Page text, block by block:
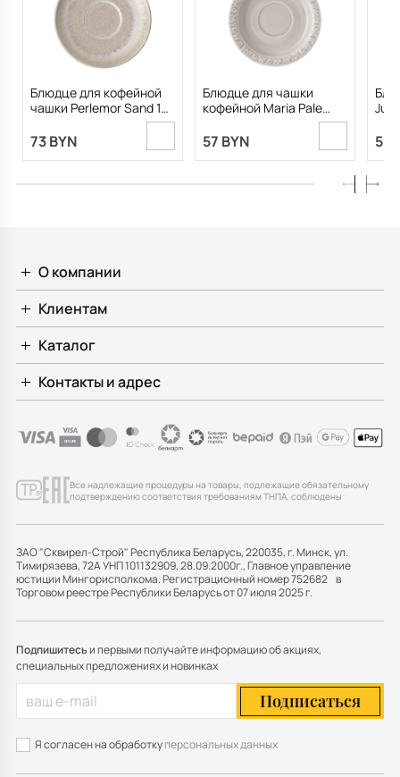
Блюдце для кофейной
чашки Perlemor Sand 16
73 BYN
Блюдце для чашки
кофейной Maria Pale
57 BYN
О компании
Клиентам
Каталог
Контакты и адрес
Все надлежащие процедуры на товары, подлежащие обязательному
подтверждению соответствия требованиям ТНПА, соблюдены
ЗАО "Сквирел-Строй" Республика Беларусь, 220035, г. Минск, ул.
Тимирязева, 72А УНП 101132909, 28.09.2000г., Главное управление
юстиции Мингорисполкома. Регистрационный номер 752682 в
Торговом реестре Республики Беларусь от 07 июля 2025 г.
Подпишитесьи первыми получайте информацию об акциях,
специальных предложениях и новинках
Подписаться
Я согласен на обработкуперсональных данных